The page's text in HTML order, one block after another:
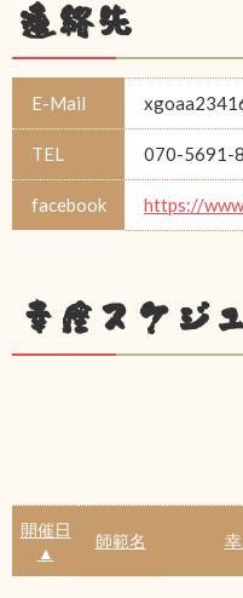
連絡先
E-Mail
TEL 070-5691-
facebook https://
幸座スケジ
開催日
▲
師範名